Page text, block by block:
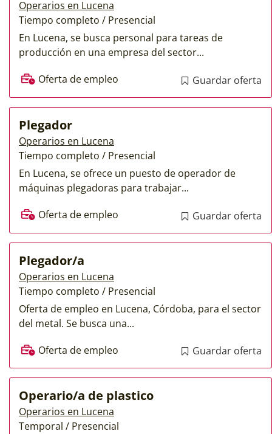
Operarios en Lucena
Tiempo completo / Presencial
En Lucena, se busca personal para tareas de
producción en una empresa del sector...
Oferta de empleo
Guardar oferta
Plegador
Operarios en Lucena
Tiempo completo / Presencial
En Lucena, se ofrece un puesto de operador de
máquinas plegadoras para trabajar...
Oferta de empleo
Guardar oferta
Plegador/a
Operarios en Lucena
Tiempo completo / Presencial
Oferta de empleo en Lucena, Córdoba, para el sector
del metal. Se busca una...
Oferta de empleo
Guardar oferta
Operario/a de plastico
Operarios en Lucena
Temporal / Presencial